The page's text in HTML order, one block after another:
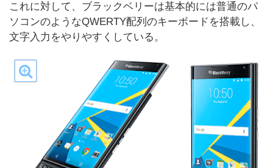
これに対して、ブラックベリーは基本的には普通のパ
ソコンのようなQWERTY配列のキーボードを搭載し、
文字入力をやりやすくしている。